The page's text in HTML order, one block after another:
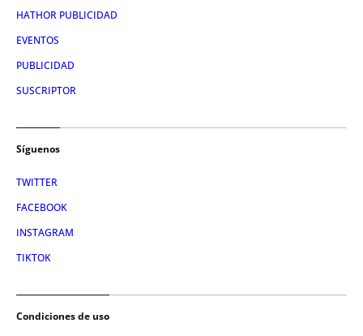
HATHOR PUBLICIDAD
EVENTOS
PUBLICIDAD
SUSCRIPTOR
Síguenos
TWITTER
FACEBOOK
INSTAGRAM
TIKTOK
Condiciones de uso